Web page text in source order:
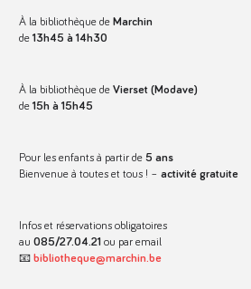
À la bibliothèque de Marchin
de 13h45 à 14h30
À la bibliothèque de Vierset (Modave)
de 15h à 15h45
Pour les enfants à partir de 5 ans
Bienvenue à toutes et tous ! – activité gratuite
Infos et réservations obligatoires
au 085/27.04.21 ou par email
📧 bibliotheque@marchin.be